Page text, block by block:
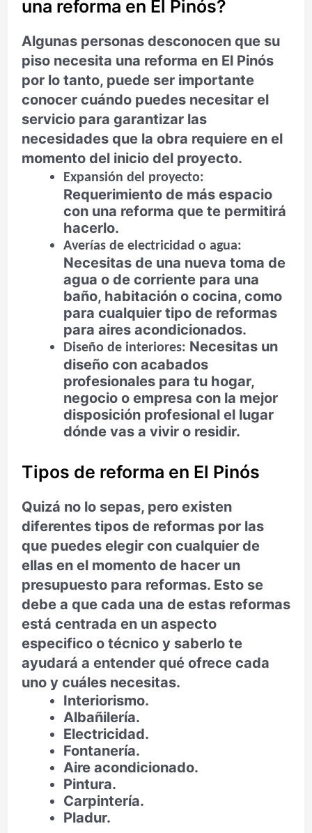
una reforma en El Pinós?
Algunas personas desconocen que su
piso necesita una reforma en El Pinós
por lo tanto, puede ser importante
conocer cuándo puedes necesitar el
servicio para garantizar las
necesidades que la obra requiere en el
momento del inicio del proyecto.
Expansión del proyecto:
Requerimiento de más espacio
con una reforma que te permitirá
hacerlo.
Averías de electricidad o agua:
Necesitas de una nueva toma de
agua o de corriente para una
baño, habitación o cocina, como
para cualquier tipo de reformas
para aires acondicionados.
Diseño de interiores: Necesitas un
diseño con acabados
profesionales para tu hogar,
negocio o empresa con la mejor
disposición profesional el lugar
dónde vas a vivir o residir.
Tipos de reforma en El Pinós
Quizá no lo sepas, pero existen
diferentes tipos de reformas por las
que puedes elegir con cualquier de
ellas en el momento de hacer un
presupuesto para reformas. Esto se
debe a que cada una de estas reformas
está centrada en un aspecto
especifico o técnico y saberlo te
ayudará a entender qué ofrece cada
uno y cuáles necesitas.
Interiorismo.
Albañilería.
Electricidad.
Fontanería.
Aire acondicionado.
Pintura.
Carpintería.
Pladur.